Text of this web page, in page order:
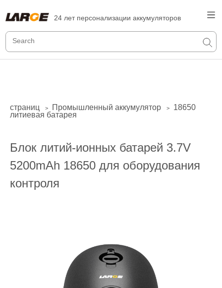
24 лет персонализации аккумуляторов
страниц > Промышленный аккумулятор >
18650
литиевая батарея
Блок литий-ионных батарей 3.7V
5200mAh 18650 для оборудования
контроля